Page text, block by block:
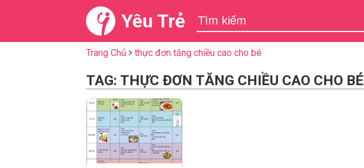
Yêu Trẻ
Trang Chủ thực đơn tăng chiều cao cho bé
TAG: THỰC ĐƠN TĂNG CHIỀU CAO CHO BÉ